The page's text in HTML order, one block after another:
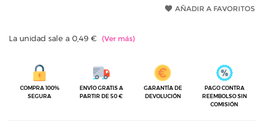
AÑADIR A FAVORITOS
La unidad sale a 0,49 €
COMPRA 100%
SEGURA
ENVÍO GRATIS A
PARTIR DE 50 €
GARANTÍA DE
DEVOLUCIÓN
PAGO CONTRA
REEMBOLSO SIN
COMISIÓN